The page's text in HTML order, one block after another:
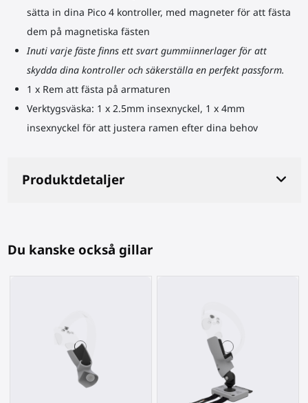
sätta in dina Pico 4 kontroller, med magneter för att fästa
dem på magnetiska fästen
Inuti varje fäste finns ett svart gummiinnerlager för att
skydda dina kontroller och säkerställa en perfekt passform.
1 x Rem att fästa på armaturen
Verktygsväska: 1 x 2.5mm insexnyckel, 1 x 4mm
insexnyckel för att justera ramen efter dina behov
Produktdetaljer
Du kanske också gillar